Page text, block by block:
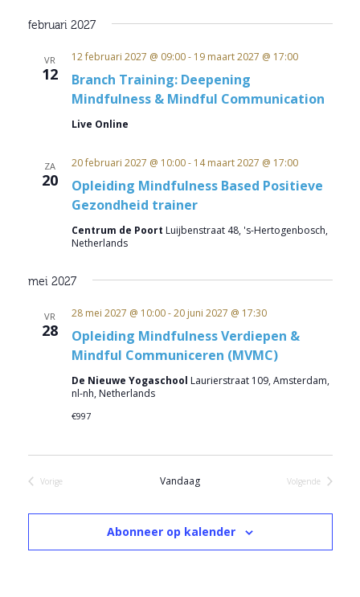
februari 2027
VR
12
Branch Training: Deepening
Mindfulness & Mindful Communication
12 februari 2027 @ 09:00- 19 maart 2027 @ 17:00
Live Online
ZA
20
Opleiding Mindfulness Based Positieve
Gezondheid trainer
20 februari 2027 @ 10:00- 14 maart 2027 @ 17:00
Centrum de Poort Luijbenstraat 48, 's-Hertogenbosch,
Netherlands
mei 2027
VR
28
Opleiding Mindfulness Verdiepen &
Mindful Communiceren (MVMC)
28 mei 2027 @ 10:00-20 juni 2027 @ 17:30
De Nieuwe Yogaschool Laurierstraat 109, Amsterdam,
nl-nh, Netherlands
€997
Vorige
Evenementen
Vandaag
Volgende
Abonneer op kalender